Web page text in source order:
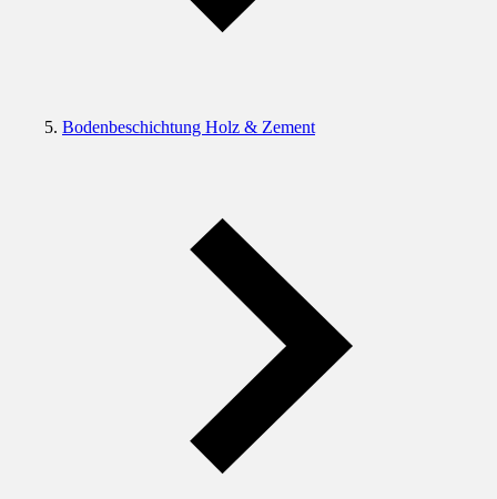
Bodenbeschichtung Holz & Zement